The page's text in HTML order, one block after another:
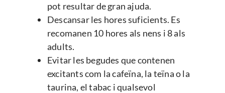
pot resultar de gran ajuda.
Descansar les hores suficients. Es
recomanen 10 hores als nens i 8 als
adults.
Evitar les begudes que contenen
excitants com la cafeïna, la teïna o la
taurina, el tabac i qualsevol